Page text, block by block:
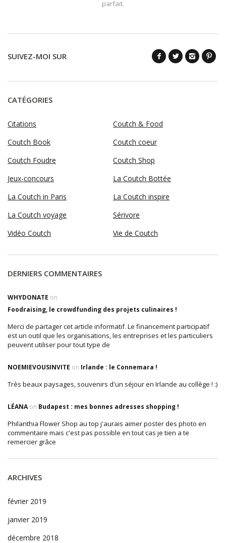
parfait.
SUIVEZ-MOI SUR
CATÉGORIES
Citations
Coutch & Food
Coutch Book
Coutch coeur
Coutch Foudre
Coutch Shop
Jeux-concours
La Coutch Bottée
La Coutch in Paris
La Coutch inspire
La Coutch voyage
Sérivore
Vidéo Coutch
Vie de Coutch
DERNIERS COMMENTAIRES
WHYDONATE on
Foodraising, le crowdfunding des projets culinaires !
Merci de partager cet article informatif. Le financement participatif
est un outil que les organisations, les entreprises et les particuliers
peuvent utiliser pour tout type de
NOEMIEVOUSINVITE on Irlande : le Connemara !
Très beaux paysages, souvenirs d'un séjour en Irlande au collège ! :)
LÉANAon Budapest : mes bonnes adresses shopping !
Philanthia Flower Shop au top j'aurais aimer poster des photo en
commentaire mais c'est pas possible en tout cas je tien a te
remercier grâce
ARCHIVES
février 2019
janvier 2019
décembre 2018